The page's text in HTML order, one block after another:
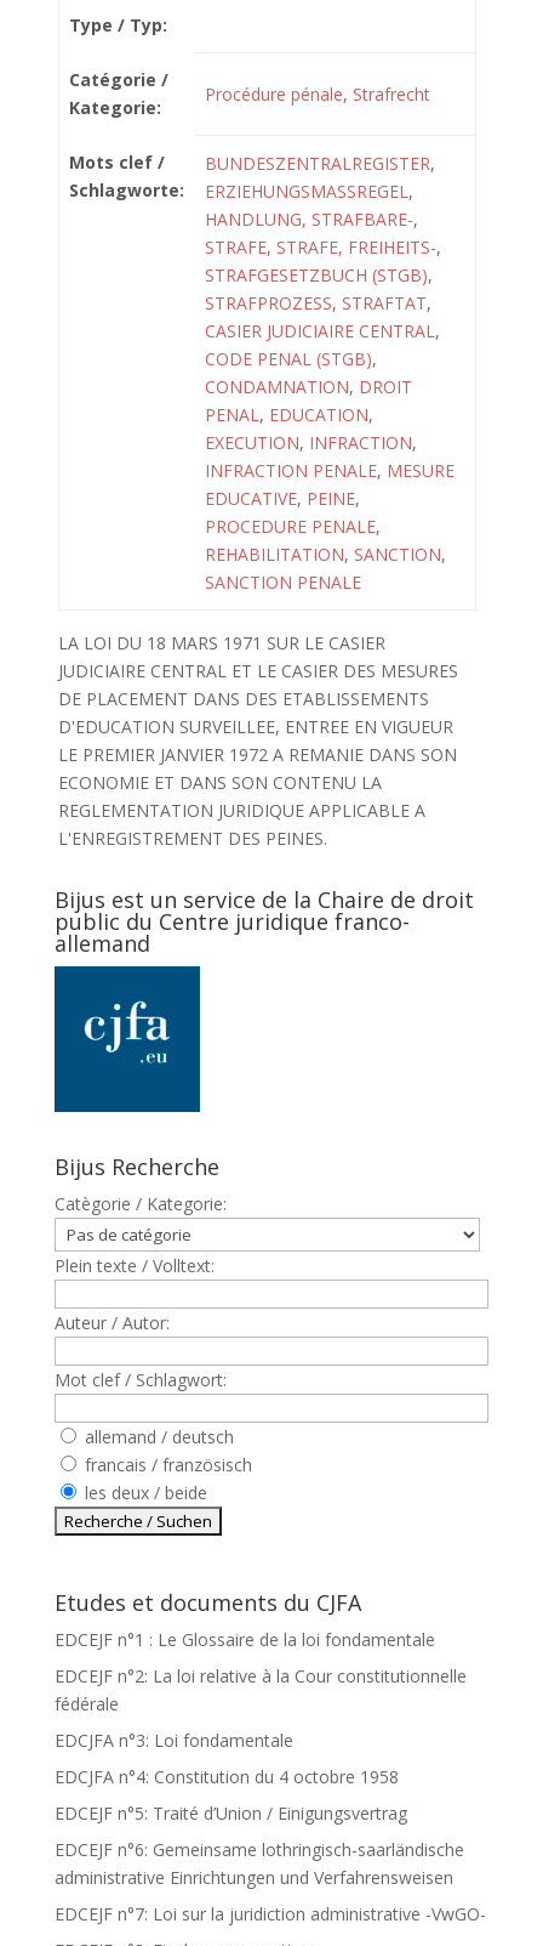
Type / Typ:
Catégorie /
Kategorie:
Procédure pénale, Strafrecht
Mots clef /
Schlagworte:
BUNDESZENTRALREGISTER,
ERZIEHUNGSMASSREGEL,
HANDLUNG, STRAFBARE-,
STRAFE, STRAFE, FREIHEITS-,
STRAFGESETZBUCH (STGB),
STRAFPROZESS, STRAFTAT,
CASIER JUDICIAIRE CENTRAL,
CODE PENAL (STGB),
CONDAMNATION, DROIT
PENAL, EDUCATION,
EXECUTION, INFRACTION,
INFRACTION PENALE, MESURE
EDUCATIVE, PEINE,
PROCEDURE PENALE,
REHABILITATION, SANCTION,
SANCTION PENALE
LA LOI DU 18 MARS 1971 SUR LE CASIER
JUDICIAIRE CENTRAL ET LE CASIER DES MESURES
DE PLACEMENT DANS DES ETABLISSEMENTS
D'EDUCATION SURVEILLEE, ENTREE EN VIGUEUR
LE PREMIER JANVIER 1972 A REMANIE DANS SON
ECONOMIE ET DANS SON CONTENU LA
REGLEMENTATION JURIDIQUE APPLICABLE A
L'ENREGISTREMENT DES PEINES.
Bijus est un service de la Chaire de droit
public du Centre juridique franco-
allemand
Bijus Recherche
Catègorie / Kategorie:
Plein texte / Volltext:
Auteur / Autor:
Mot clef / Schlagwort:
allemand / deutsch
francais / französisch
les deux / beide
Etudes et documents du CJFA
EDCEJF n°1 : Le Glossaire de la loi fondamentale
EDCEJF n°2: La loi relative à la Cour constitutionnelle
fédérale
EDCJFA n°3: Loi fondamentale
EDCJFA n°4: Constitution du 4 octobre 1958
EDCEJF n°5: Traité d’Union / Einigungsvertrag
EDCEJF n°6: Gemeinsame lothringisch-saarländische
administrative Einrichtungen und Verfahrensweisen
EDCEJF n°7: Loi sur la juridiction administrative -VwGO-